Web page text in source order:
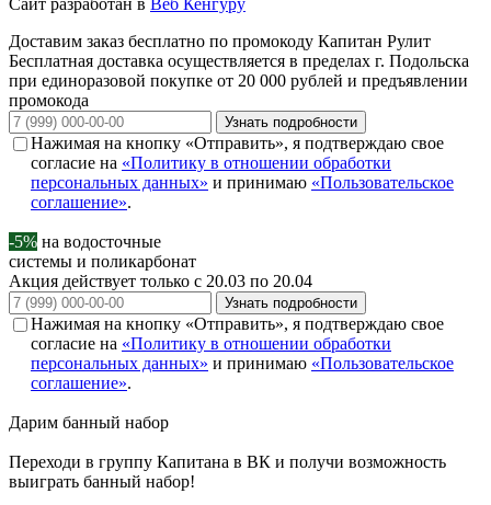
Сайт разработан в Веб Кенгуру
Доставим заказ бесплатно по промокоду Капитан Рулит
Бесплатная доставка осуществляется в пределах г. Подольска
при единоразовой покупке от 20 000 рублей и предъявлении
промокода
Узнать подробности
Нажимая на кнопку «Отправить», я подтверждаю свое
согласие на «Политику в отношении обработки
персональных данных» и принимаю «Пользовательское
соглашение».
-5% на водосточные
системы и поликарбонат
Акция действует только с 20.03 по 20.04
Узнать подробности
Нажимая на кнопку «Отправить», я подтверждаю свое
согласие на «Политику в отношении обработки
персональных данных» и принимаю «Пользовательское
соглашение».
Дарим банный набор
Переходи в группу Капитана в ВК и получи возможность
выиграть банный набор!